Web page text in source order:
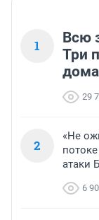
1
Всю
Три
29
2
«Не
атаки
6